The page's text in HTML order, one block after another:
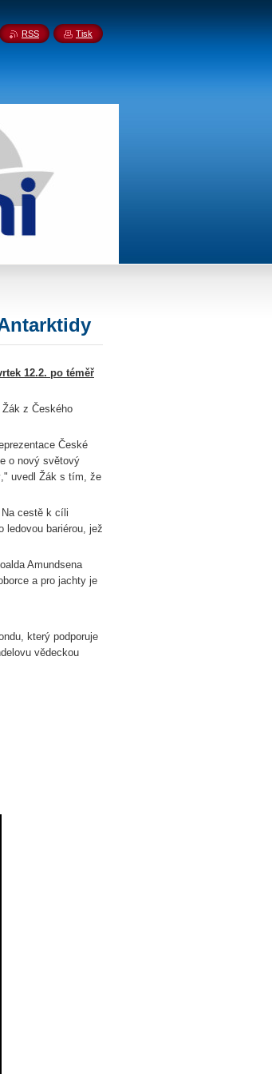
12.2. po téměř
z Českého
České
o nový světový
uvedl Žák s tím, že
cestě k cíli
ledovou bariérou, jež
Amundsena
a pro jachty je
který podporuje
vědeckou
RSS Tisk